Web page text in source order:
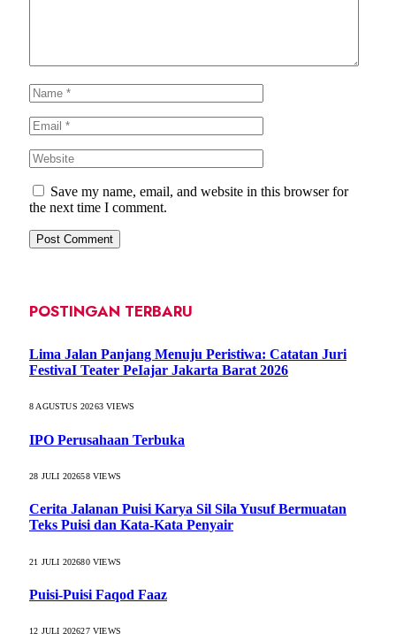
Save my name, email, and website in this browser for
the next time I comment.
POSTINGAN TERBARU
Lima Jalan Panjang Menuju Peristiwa: Catatan Juri
FestivaI Teater PeIajar Jakarta Barat 2026
8 AGUSTUS 20263VIEWS
IPO Perusahaan Terbuka
28 JULI 202658VIEWS
Cerita Jalanan Puisi Karya Sil Sila Yusuf Bermuatan
Teks Puisi dan Kata-Kata Penyair
21 JULI 202680VIEWS
Puisi-Puisi Faqod Faaz
12 JULI 202627VIEWS